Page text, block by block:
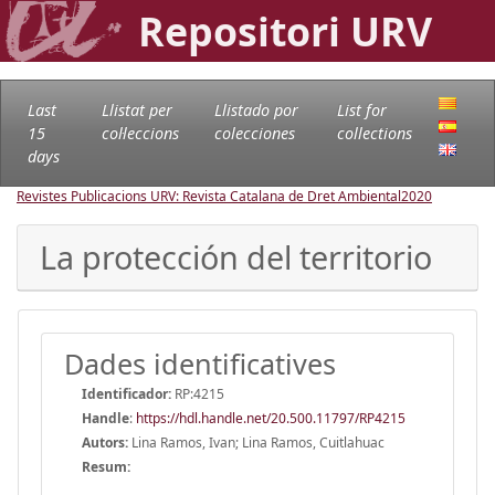
Repositori URV
Last
15
days
Llistat per
col·leccions
Llistado por
colecciones
List for
collections
Revistes Publicacions URV: Revista Catalana de Dret Ambiental2020
La protección del territorio
Dades identificatives
Identificador: RP:4215
Handle: https://hdl.handle.net/20.500.11797/RP4215
Autors: Lina Ramos, Ivan; Lina Ramos, Cuitlahuac
Resum: